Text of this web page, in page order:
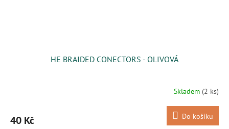
HE BRAIDED CONECTORS - OLIVOVÁ
Skladem (2 ks)
40 Kč Do košíku